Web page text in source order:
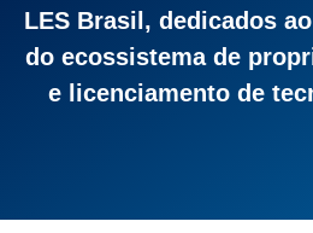
LES Brasil, dedicados
do ecossistema de
e licenciamento de